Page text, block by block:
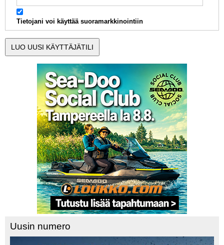
Tietojani voi käyttää suoramarkkinointiin
Uusin numero